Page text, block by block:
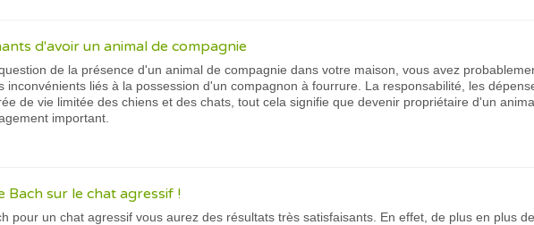
d'avoir un animal de compagnie
de la présence d'un animal de compagnie dans votre maison, vous avez
inconvénients liés à la possession d'un compagnon à fourrure. La responsabilité, les
de vie limitée des chiens et des chats, tout cela signifie que devenir propriétaire d'un
important.
Bach sur le chat agressif !
pour un chat agressif vous aurez des résultats très satisfaisants. En effet, de plus en plus